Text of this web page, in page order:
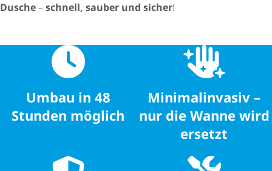
Dusche–schnell, sauber und sicher!
Umbau in 48
Stunden möglich
Mini­mal­in­vasiv –
nur die Wanne wird
ersetzt